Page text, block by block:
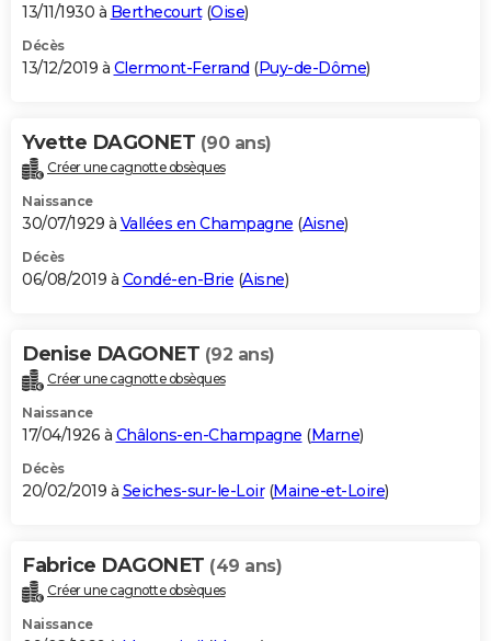
13/11/1930 à Berthecourt(Oise)
Décès
13/12/2019 à Clermont-Ferrand (Puy-de-Dôme)
Yvette DAGONET (90 ans)
Créer une cagnotte obsèques
Naissance
30/07/1929 à Vallées en Champagne (Aisne)
Décès
06/08/2019 à Condé-en-Brie (Aisne)
Denise DAGONET (92 ans)
Créer une cagnotte obsèques
Naissance
17/04/1926 à Châlons-en-Champagne (Marne)
Décès
20/02/2019 à Seiches-sur-le-Loir(Maine-et-Loire)
Fabrice DAGONET (49 ans)
Créer une cagnotte obsèques
Naissance